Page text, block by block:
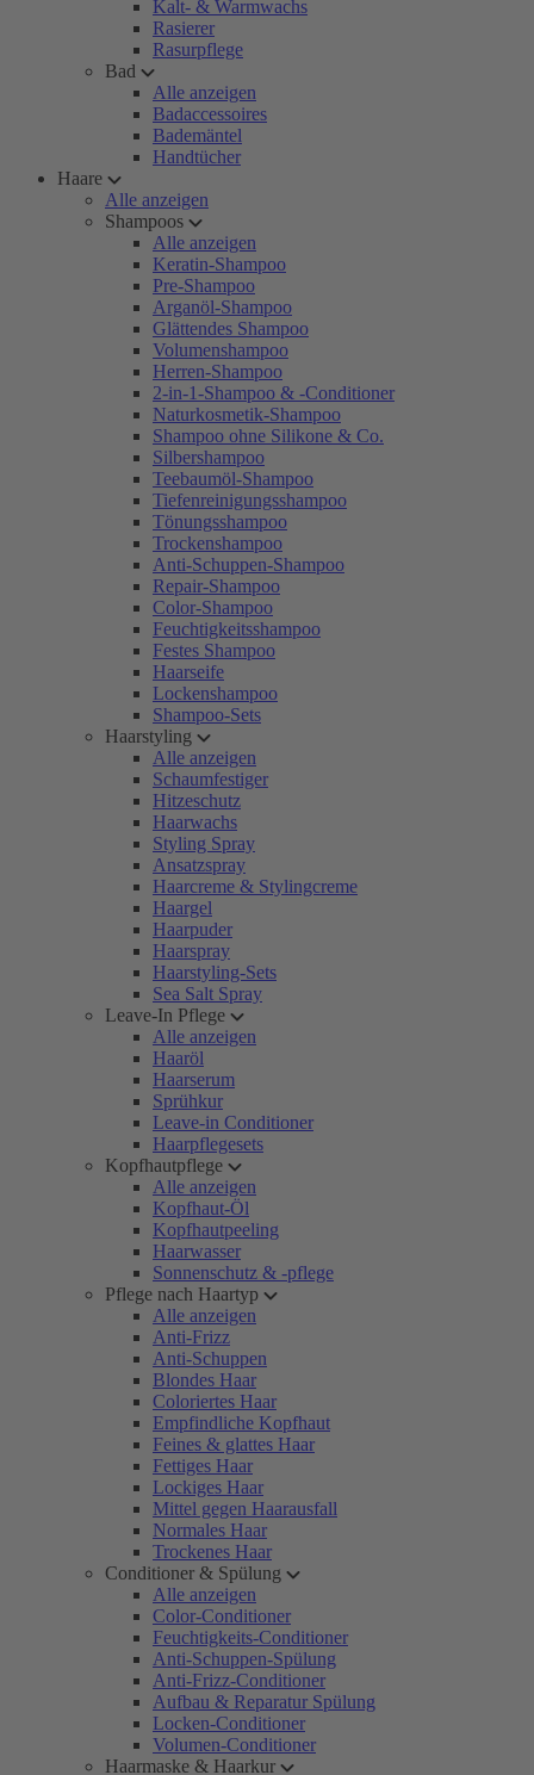
Kalt- & Warmwachs
Rasierer
Rasurpflege
Bad
Alle anzeigen
Badaccessoires
Bademäntel
Handtücher
Haare
Alle anzeigen
Shampoos
Alle anzeigen
Keratin-Shampoo
Pre-Shampoo
Arganöl-Shampoo
Glättendes Shampoo
Volumenshampoo
Herren-Shampoo
2-in-1-Shampoo & -Conditioner
Naturkosmetik-Shampoo
Shampoo ohne Silikone & Co.
Silbershampoo
Teebaumöl-Shampoo
Tiefenreinigungsshampoo
Tönungsshampoo
Trockenshampoo
Anti-Schuppen-Shampoo
Repair-Shampoo
Color-Shampoo
Feuchtigkeitsshampoo
Festes Shampoo
Haarseife
Lockenshampoo
Shampoo-Sets
Haarstyling
Alle anzeigen
Schaumfestiger
Hitzeschutz
Haarwachs
Styling Spray
Ansatzspray
Haarcreme & Stylingcreme
Haargel
Haarpuder
Haarspray
Haarstyling-Sets
Sea Salt Spray
Leave-In Pflege
Alle anzeigen
Haaröl
Haarserum
Sprühkur
Leave-in Conditioner
Haarpflegesets
Kopfhautpflege
Alle anzeigen
Kopfhaut-Öl
Kopfhautpeeling
Haarwasser
Sonnenschutz & -pflege
Pflege nach Haartyp
Alle anzeigen
Anti-Frizz
Anti-Schuppen
Blondes Haar
Coloriertes Haar
Empfindliche Kopfhaut
Feines & glattes Haar
Fettiges Haar
Lockiges Haar
Mittel gegen Haarausfall
Normales Haar
Trockenes Haar
Conditioner & Spülung
Alle anzeigen
Color-Conditioner
Feuchtigkeits-Conditioner
Anti-Schuppen-Spülung
Anti-Frizz-Conditioner
Aufbau & Reparatur Spülung
Locken-Conditioner
Volumen-Conditioner
Haarmaske & Haarkur